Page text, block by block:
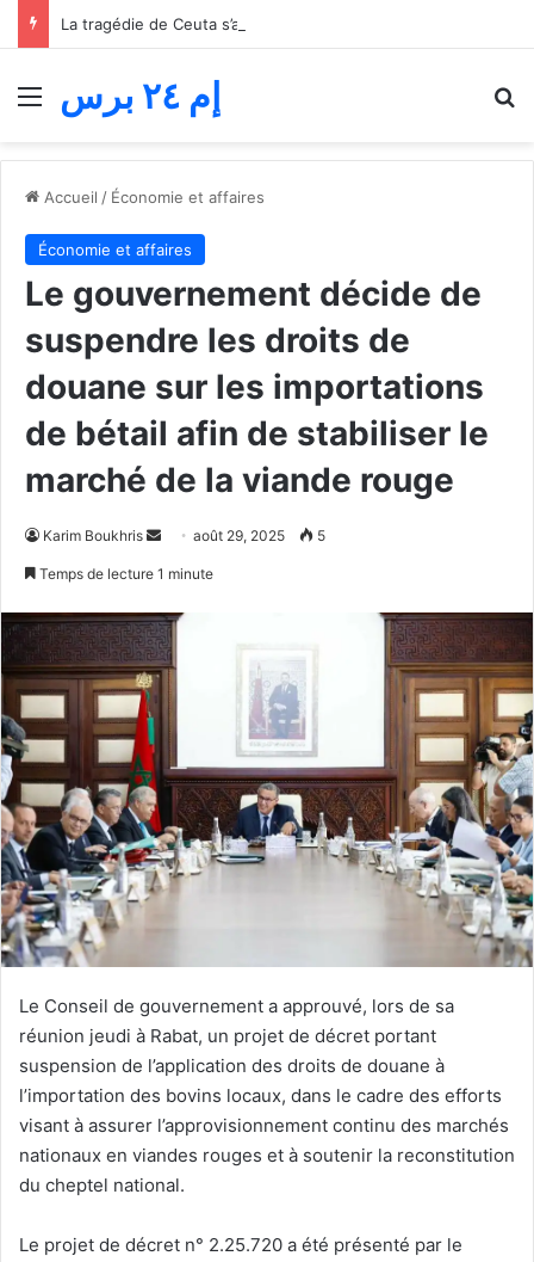
Menu إم ٢٤ برس
Accueil / Économie et affaires
Économie et affaires
Le gouvernement décide de
suspendre les droits de
douane sur les importations
de bétail afin de stabiliser le
marché de la viande rouge
Karim Boukhris
Envoyeraoût 29, 2025 5
Temps de lecture 1 minute
Le Conseil de gouvernement a approuvé, lors de sa
réunion jeudi à Rabat, un projet de décret portant
suspension de l’application des droits de douane à
l’importation des bovins locaux, dans le cadre des efforts
visant à assurer l’approvisionnement continu des marchés
nationaux en viandes rouges et à soutenir la reconstitution
du cheptel national.
Le projet de décret n° 2.25.720 a été présenté par le